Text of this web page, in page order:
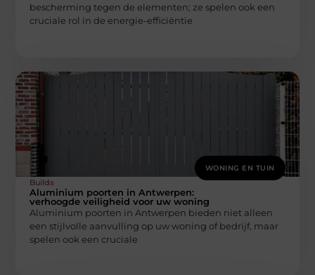
bescherming tegen de elementen; ze spelen ook een
cruciale rol in de energie-efficiëntie
WONING EN TUIN
Builds
Aluminium poorten in Antwerpen:
verhoogde veiligheid voor uw woning
Aluminium poorten in Antwerpen bieden niet alleen
een stijlvolle aanvulling op uw woning of bedrijf, maar
spelen ook een cruciale